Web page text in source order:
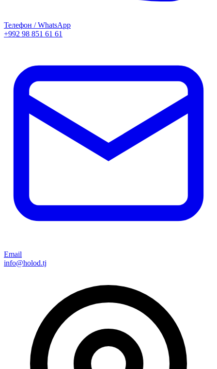
Телефон / WhatsApp
+992 98 851 61 61
Email
info@holod.tj